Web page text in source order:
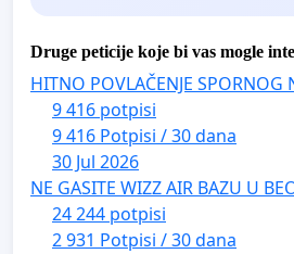
Druge peticije koje bi vas mogle
HITNO POVLAČENJE
9 416 potpisi
9 416 Potpisi / 30 dana
30 Jul 2026
NE GASITE WIZZ AIR BAZU U
24 244 potpisi
2 931 Potpisi / 30 dana